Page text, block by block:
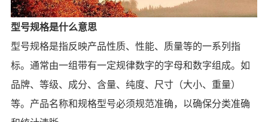
型号规格是什么意思
型号规格是指反映产品性质、性能、质量等的一系列指
标。通常由一组带有一定规律数字的字母和数字组成。如
品牌、等级、成分、含量、纯度、尺寸（大小、重量）
等。产品名称和规格型号必须规范准确，以确保分类准确